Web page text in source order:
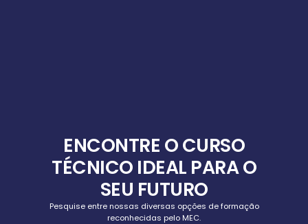
ENCONTRE O CURSO
TÉCNICO IDEAL PARA O
SEU FUTURO
Pesquise entre nossas diversas opções de formação
reconhecidas pelo MEC.